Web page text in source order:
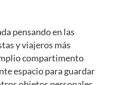
pensando en las
y viajeros más
compartimento
espacio para guardar